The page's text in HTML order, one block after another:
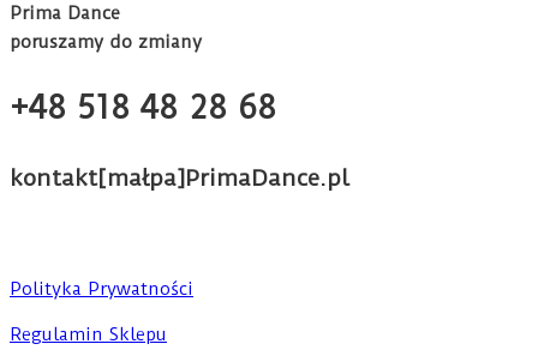
Prima Dance
poruszamy do zmiany
+48 518 48 28 68
kontakt[małpa]PrimaDance.pl
Polityka Prywatności
Regulamin Sklepu